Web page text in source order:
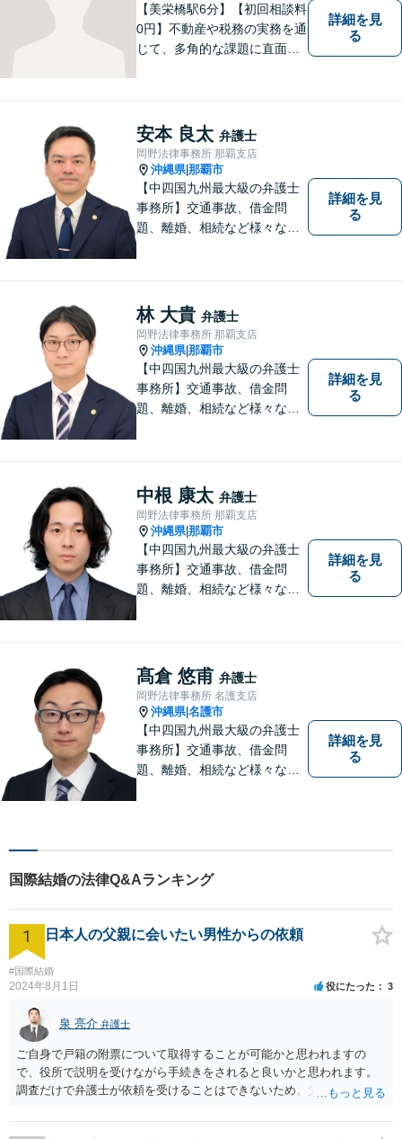
【美栄橋駅6分】【初回相談料
0円】不動産や税務の実務を通
じて、多角的な課題に直面す
た。 複雑な問題を一つの窓口
で解決できる存在を目指し、
日々研鑽を重ねています。
詳細を見
る
安本 良太 弁護士
岡野法律事務所 那覇支店
沖縄県|那覇市
【中四国九州最大級の弁護士
事務所】交通事故、借金問
題、離婚、相続など様々な問
まずはお気軽にご相談くださ
い！
詳細を見
る
林 大貴 弁護士
岡野法律事務所 那覇支店
沖縄県|那覇市
【中四国九州最大級の弁護士
事務所】交通事故、借金問
題、離婚、相続など様々な問
まずはお気軽にご相談くださ
い！
詳細を見
る
中根 康太 弁護士
岡野法律事務所 那覇支店
沖縄県|那覇市
【中四国九州最大級の弁護士
事務所】交通事故、借金問
題、離婚、相続など様々な問
まずはお気軽にご相談くださ
い！
詳細を見
る
髙倉 悠甫 弁護士
岡野法律事務所 名護支店
沖縄県|名護市
【中四国九州最大級の弁護士
事務所】交通事故、借金問
題、離婚、相続など様々な問
い！
詳細を見
る
国際結婚の法律Q&Aランキング
1 日本人の父親に会いたい男性からの依頼
#国際結婚
2024年8月1日 役にたった 3
泉 亮介 弁護士
ご自身で戸籍の附票について取得することが可能かと思われますの
で、役所で説明を受けながら手続きをされると良いかと思われます。
調査だけで弁護士が依頼を受けることはできないため、父親に対して
ょう。